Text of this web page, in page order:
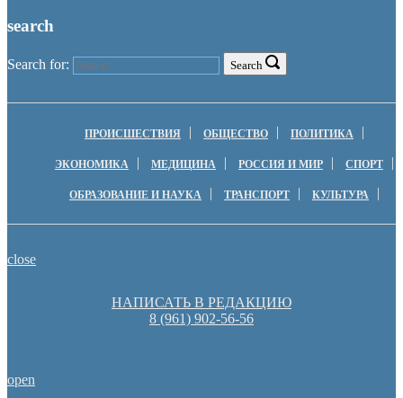
search
Search for: Search
ПРОИСШЕСТВИЯ ОБЩЕСТВО ПОЛИТИКА
ЭКОНОМИКА МЕДИЦИНА РОССИЯ И МИР СПОРТ
ОБРАЗОВАНИЕ И НАУКА ТРАНСПОРТ КУЛЬТУРА
close
НАПИСАТЬ В РЕДАКЦИЮ
8 (961) 902-56-56
open